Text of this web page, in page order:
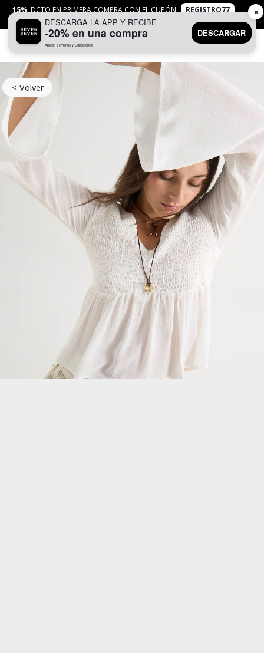
15% DCTO EN PRIMERA COMPRA CON EL CUPÓN
REGISTRO77
APLICANTYC
< Volver
DESCARGA LA APP Y RECIBE
-20% en una compra
Aplican Términos y Condiciones
DESCARGAR
✕